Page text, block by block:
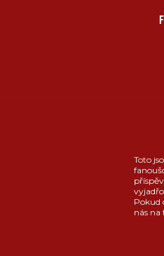
Toto
Pokud
nás na